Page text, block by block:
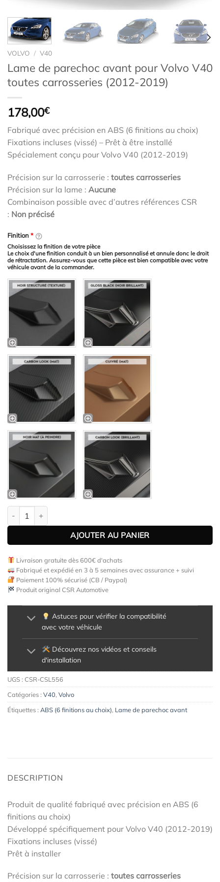
VOLVO / V40
Lame de parechoc avant pour Volvo V40
toutes carrosseries (2012-2019)
178,00€
Fabriqué avec précision en ABS (6 finitions au choix)
Fixations incluses (vissé) – Prêt à être installé
Spécialement conçu pour Volvo V40 (2012-2019)
Précision sur la carrosserie : toutes carrosseries
Précision sur la lame : Aucune
Combinaison possible avec d’autres références CSR
: Non précisé
Finition*
Choisissez la finition de votre pièce
Le choix d'une finition conduit à un bien personnalisé et annule donc le droit
de rétractation. Assurez-vous que cette pièce est bien compatible avec votre
véhicule avant de la commander.
quantité de Lame de parechoc avant pour Volvo V40 toutes
AJOUTER AU PANIER
Livraison gratuite dès 600€ d'achats
Fabriqué et expédié en 3 à 5 semaines avec assurance + suivi
Paiement 100% sécurisé (CB / Paypal)
Produit original CSR Automotive
Astuces pour vérifier la compatibilité
avec votre véhicule
Découvrez nos vidéos et conseils
d'installation
UGS : CSR-CSL556
Catégories : V40, Volvo
Étiquettes : ABS (6 finitions au choix), Lame de parechoc avant
DESCRIPTION
Produit de qualité fabriqué avec précision en ABS (6
finitions au choix)
Développé spécifiquement pour Volvo V40 (2012-2019)
Fixations incluses (vissé)
Prêt à installer
Précision sur la carrosserie : toutes carrosseries